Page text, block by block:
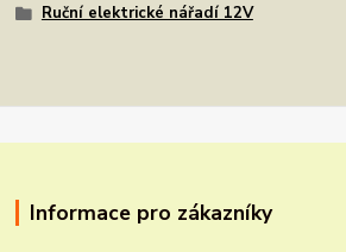
Ruční elektrické nářadí 12V
Informace pro zákazníky